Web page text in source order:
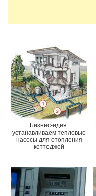
Бизнес-идея:
устанавливаем тепловые
насосы для отопления
коттеджей